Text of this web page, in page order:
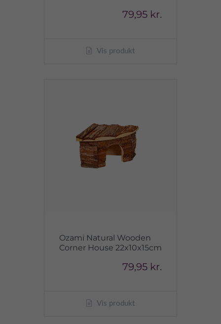
79,95 kr.
Vis produkt
Ozami Natural Wooden
Corner House 22x10x15cm
79,95 kr.
Vis produkt